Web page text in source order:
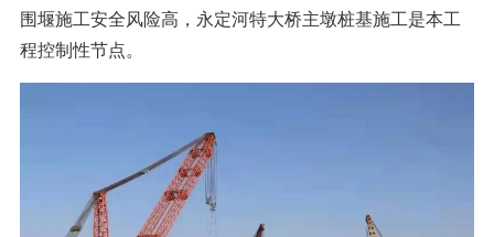
围堰施工安全风险高，永定河特大桥主墩桩基施工是本工
程控制性节点。